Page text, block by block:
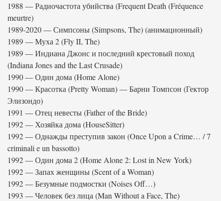
1988 — Радиочастота убийства (Frequent Death (Fréquence
meurtre)
1989-2020 — Симпсоны (Simpsons, The) (анимационный)
1989 — Муха 2 (Fly II, The)
1989 — Индиана Джонс и последний крестовый поход
(Indiana Jones and the Last Crusade)
1990 — Один дома (Home Alone)
1990 — Красотка (Pretty Woman) — Барни Томпсон (Гектор
Элизондо)
1991 — Отец невесты (Father of the Bride)
1992 — Хозяйка дома (HouseSitter)
1992 — Однажды преступив закон (Once Upon a Crime… / 7
criminali e un bassotto)
1992 — Один дома 2 (Home Alone 2: Lost in New York)
1992 — Запах женщины (Scent of a Woman)
1992 — Безумные подмостки (Noises Off…)
1993 — Человек без лица (Man Without a Face, The)